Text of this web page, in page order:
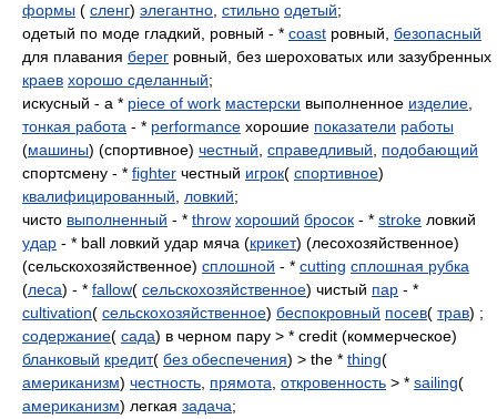
формы ( сленг) элегантно стильно одетый;
одетый по моде гладкий, ровный - * coast ровный, безопасный
для плавания берег ровный, без шероховатых или зазубренных
краев хорошо сделанный;
искусный - a * piece of work мастерски выполненное изделие
тонкая работа - * performance хорошие показатели работы
(машины) (спортивное) честный справедливый
подобающий
спортсмену - * fighter честный игрок( спортивное)
квалифицированный
ловкий;
чисто выполненный - * throw хороший бросок - * stroke ловкий
удар - * ball ловкий удар мяча (крикет) (лесохозяйственное)
(сельскохозяйственное) сплошной - * cutting сплошная рубка
(леса) - * fallow( сельскохозяйственное) чистый пар - *
cultivation( сельскохозяйственное) беспокровный посев( трав) ;
содержание( сада) в черном пару > * crеdit (коммерческое)
бланковый кредит( без обеспечения) > the * thing(
американизм) честность прямота откровенность > * sailing(
американизм) легкая задача;